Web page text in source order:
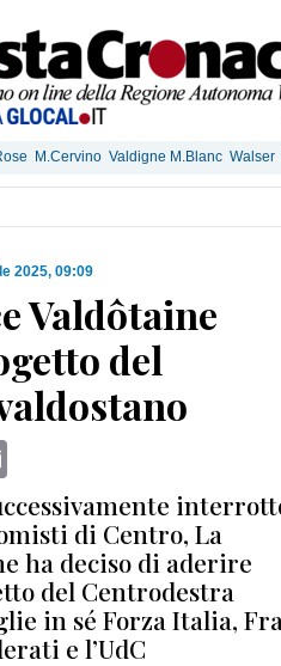
M.Cervino Valdigne M.Blanc Walser
2025, 09:09
Valdôtaine
del
di Centro, La
ha deciso di aderire
del Centrodestra
in sé Forza Italia,
e l’UdC